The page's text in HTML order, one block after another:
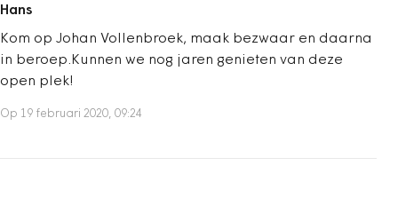
Hans
Kom op Johan Vollenbroek, maak bezwaar en daarna
in beroep.Kunnen we nog jaren genieten van deze
open plek!
Op 19 februari 2020, 09:24